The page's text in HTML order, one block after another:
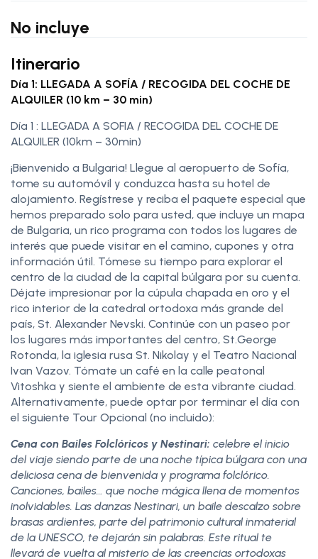
No incluye
Itinerario
Día 1: LLEGADA A SOFÍA / RECOGIDA DEL COCHE DE
ALQUILER (10 km – 30 min)
Día 1 : LLEGADA A SOFIA / RECOGIDA DEL COCHE DE
ALQUILER (10km – 30min)
¡Bienvenido a Bulgaria! Llegue al aeropuerto de Sofía,
tome su automóvil y conduzca hasta su hotel de
alojamiento. Regístrese y reciba el paquete especial que
hemos preparado solo para usted, que incluye un mapa
de Bulgaria, un rico programa con todos los lugares de
interés que puede visitar en el camino, cupones y otra
información útil. Tómese su tiempo para explorar el
centro de la ciudad de la capital búlgara por su cuenta.
Déjate impresionar por la cúpula chapada en oro y el
rico interior de la catedral ortodoxa más grande del
país, St. Alexander Nevski. Continúe con un paseo por
los lugares más importantes del centro, St.George
Rotonda, la iglesia rusa St. Nikolay y el Teatro Nacional
Ivan Vazov. Tómate un café en la calle peatonal
Vitoshka y siente el ambiente de esta vibrante ciudad.
Alternativamente, puede optar por terminar el día con
el siguiente Tour Opcional (no incluido):
Cena con Bailes Folclóricos y Nestinari: celebre el inicio
del viaje siendo parte de una noche típica búlgara con una
deliciosa cena de bienvenida y programa folclórico.
Canciones, bailes… que noche mágica llena de momentos
inolvidables. Las danzas Nestinari, un baile descalzo sobre
brasas ardientes, parte del patrimonio cultural inmaterial
de la UNESCO, te dejarán sin palabras. Este ritual te
llevará de vuelta al misterio de las creencias ortodoxas